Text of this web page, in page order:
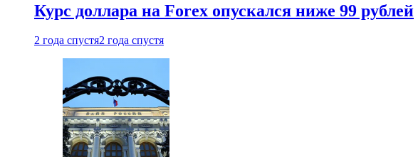
Курс доллара на Forex опускался ниже 99 рублей
2 года спустя2 года спустя